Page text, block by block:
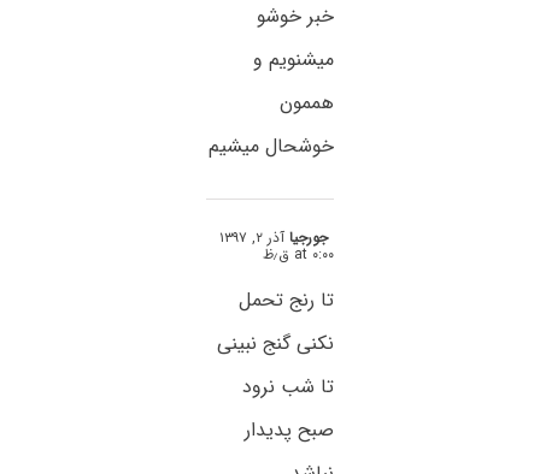
خبر خوشو
میشنویم و
هممون
خوشحال میشیم
جورجیا آذر ۲, ۱۳۹۷
at ۰:۰۰ ق٫ظ
تا رنج تحمل
نکنی گنج نبینی
تا شب نرود
صبح پدیدار